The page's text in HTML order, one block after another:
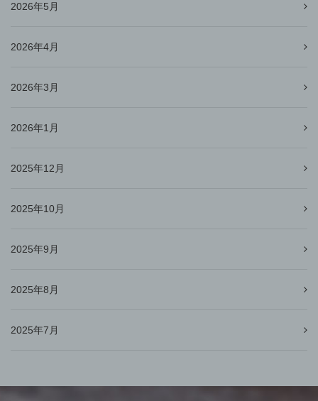
2026年5月
2026年4月
2026年3月
2026年1月
2025年12月
2025年10月
2025年9月
2025年8月
2025年7月